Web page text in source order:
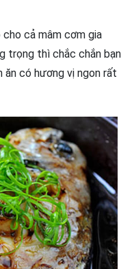
cả mâm cơm gia
trọng thì chắc chắn bạn
ăn có hương vị ngon rất